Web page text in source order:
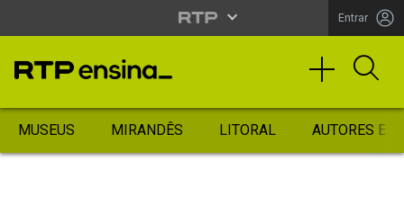
Entrar
MUSEUS MIRANDÊS LITORAL AUTORES